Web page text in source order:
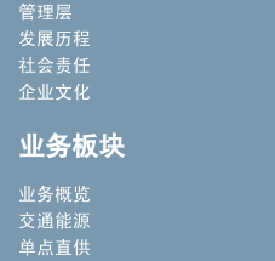
管理层
发展历程
社会责任
企业文化
业务板块
业务概览
交通能源
单点直供